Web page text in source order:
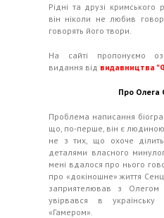
Рідні та друзі
він ніколи не любив
говорять його твори.
На сайті пропонуємо
видання від видавництва
Про Олега
Проблема написання
що, по-перше, він є людиною
не з тих, що охоче
деталями власного
мені вдалося про нього
про «докіношне» життя
заприятелював з
увірвався в українську
«Гамером».